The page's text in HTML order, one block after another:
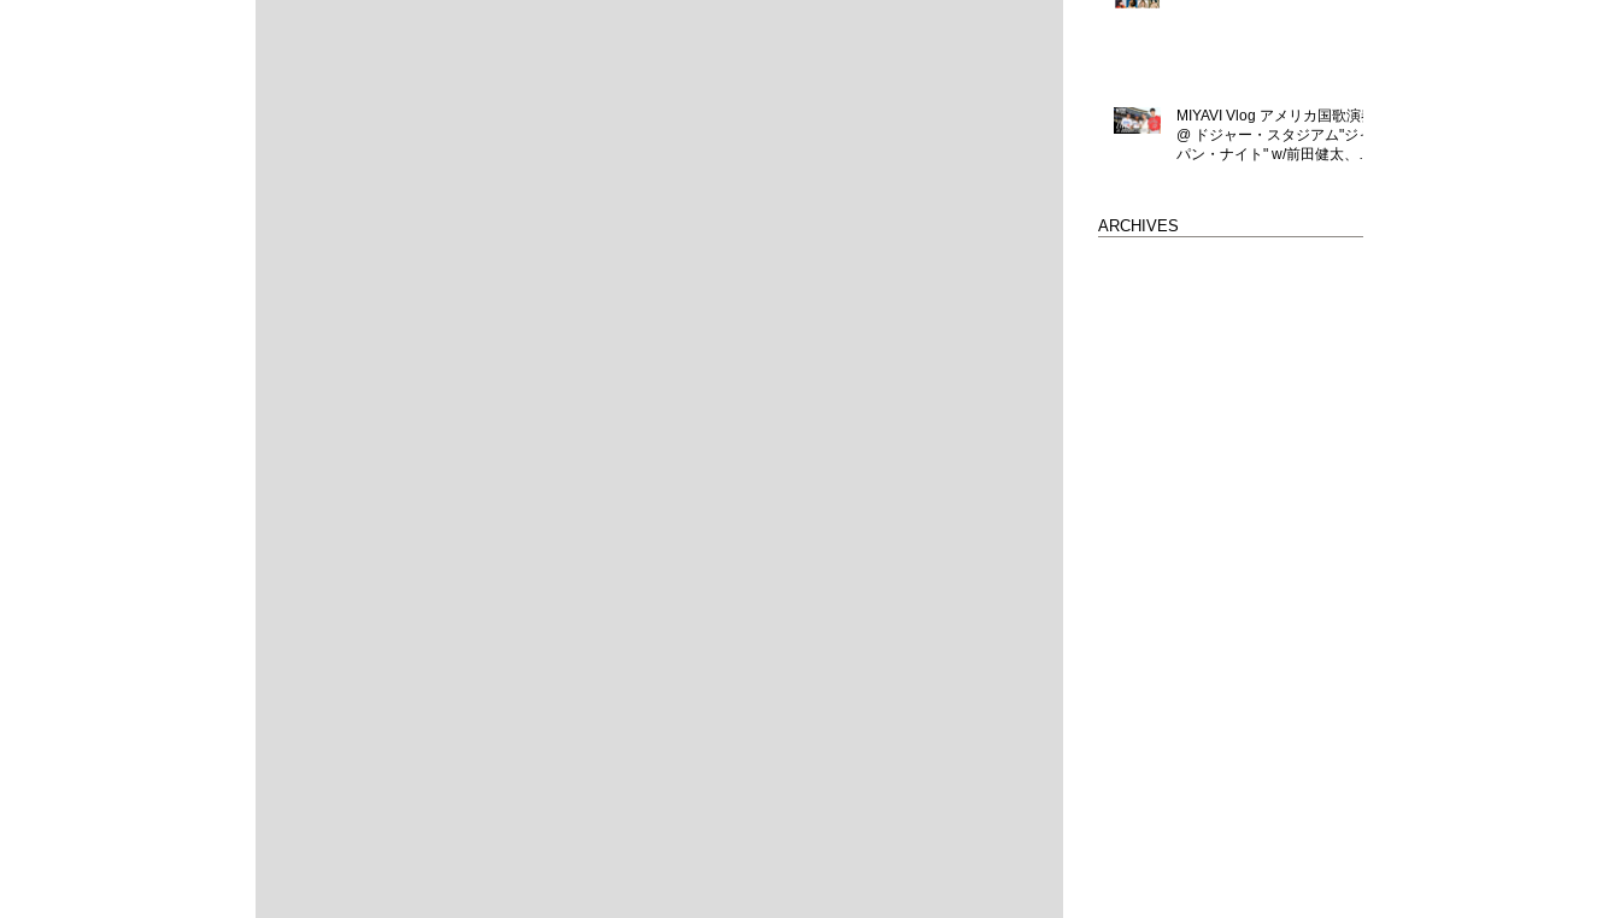
MIYAVI Vlog アメリカ国歌演奏
@ ドジャー・スタジアム"ジャ
パン・ナイト" w/前田健太、大
ARCHIVES